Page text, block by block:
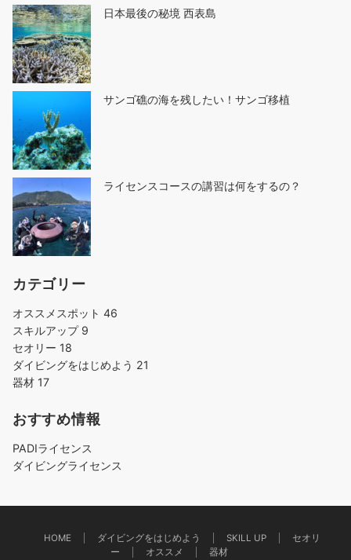
日本最後の秘境 西表島
サンゴ礁の海を残したい！サンゴ移植
ライセンスコースの講習は何をするの？
カテゴリー
オススメスポット 46
スキルアップ 9
セオリー 18
ダイビングをはじめよう 21
器材 17
おすすめ情報
PADIライセンス
ダイビングライセンス
HOME ダイビングをはじめよう SKILL UP
セオリ
ー
オススメ 器材